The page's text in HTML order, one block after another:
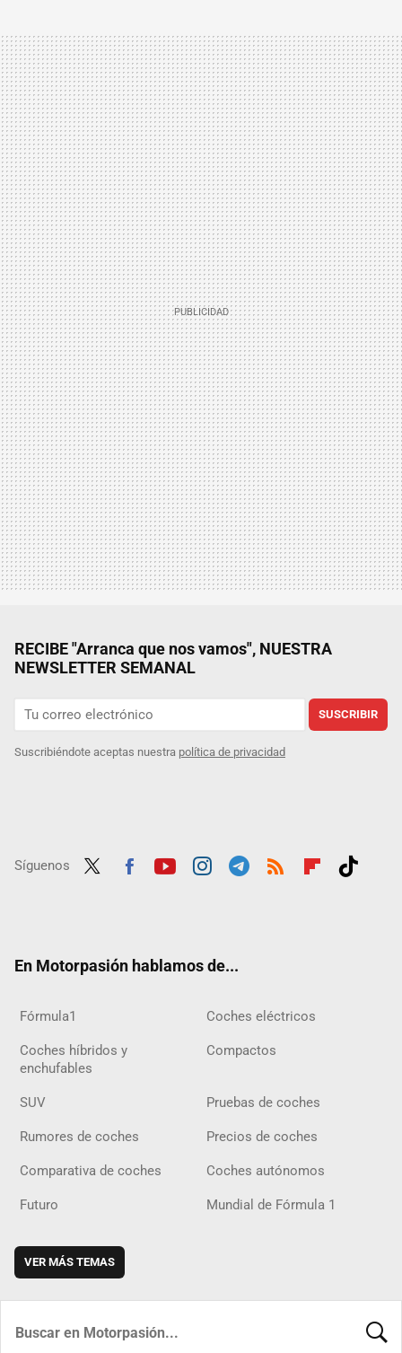
RECIBE "Arranca que nos vamos", NUESTRA
NEWSLETTER SEMANAL
SUSCRIBIR
Suscribiéndote aceptas nuestra política de privacidad
Síguenos
En Motorpasión hablamos de...
Fórmula1 Coches eléctricos
Coches híbridos y
enchufables
Compactos
SUV Pruebas de coches
Rumores de coches Precios de coches
Comparativa de coches Coches autónomos
Futuro Mundial de Fórmula 1
VER MÁS TEMAS